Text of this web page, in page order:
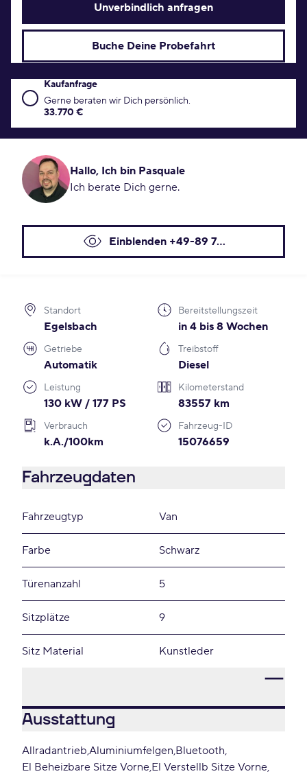
Unverbindlich anfragen
Buche Deine Probefahrt
Kaufanfrage Konditionen
Kaufanfrage
Gerne beraten wir Dich persönlich.
33.770 €
Hallo, Ich bin Pasquale
Ich berate Dich gerne.
Einblenden +49-89 7...
Standort
Egelsbach
Bereitstellungszeit
in 4 bis 8 Wochen
Getriebe
Automatik
Treibstoff
Diesel
Leistung
130 kW / 177 PS
Kilometerstand
83557 km
Verbrauch
k.A./100km
Fahrzeug-ID
15076659
Fahrzeugdaten
Fahrzeugtyp Van
Farbe Schwarz
Türenanzahl 5
Sitzplätze 9
Sitz Material Kunstleder
Ausstattung
Allradantrieb Aluminiumfelgen Bluetooth
El Beheizbare Sitze Vorne El Verstellb Sitze Vorne